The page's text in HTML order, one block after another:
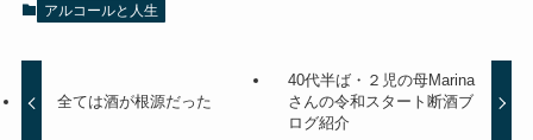
アルコールと人生
全ては酒が根源だった
40代半ば・２児の母Marina
さんの令和スタート断酒ブ
ログ紹介